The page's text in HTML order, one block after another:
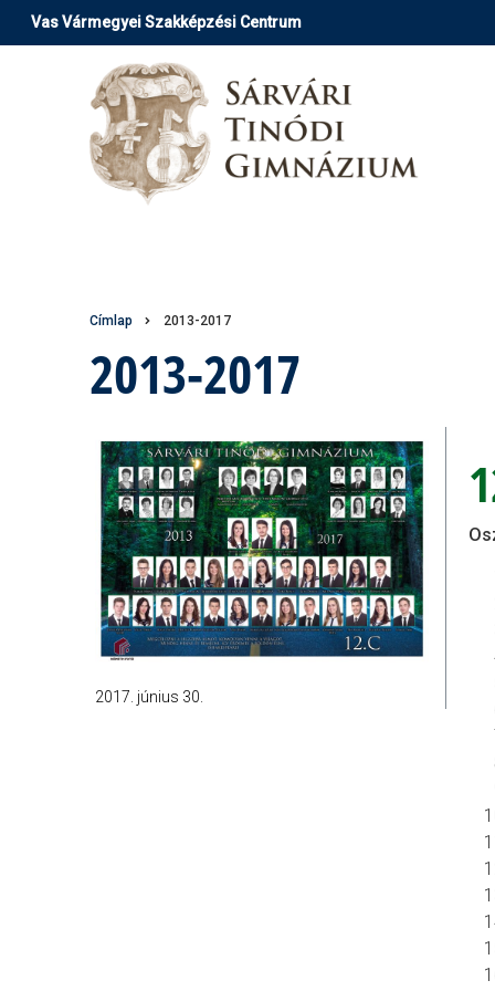
UgrásVas Vármegyei Szakképzési Centrum
Morzsa
Címlap 2013-2017
2013-2017
2017. június 30.